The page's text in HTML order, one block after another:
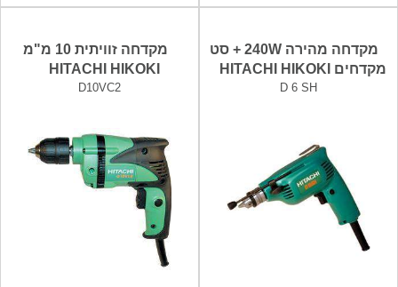
מקדחה מהירה 240W + סט
מקדחים HITACHI HIKOKI
D 6 SH
מקדחה זוויתית 10 מ"מ
HITACHI HIKOKI
D10VC2